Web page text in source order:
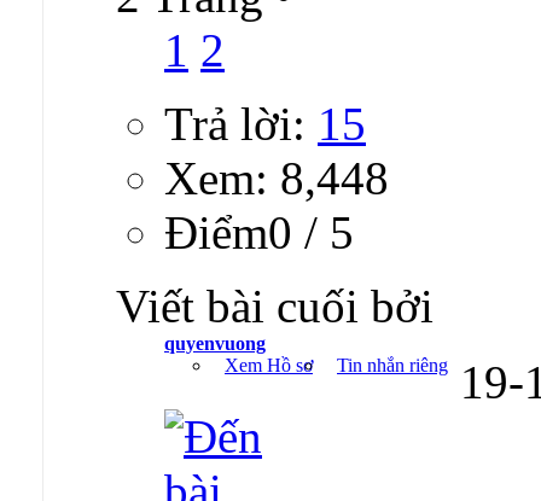
1 2
Trả lời: 15
Xem: 8,448
Ðiểm0 / 5
Viết bài cuối bởi
quyenvuong
Xem Hồ sơ
Tin nhắn riêng